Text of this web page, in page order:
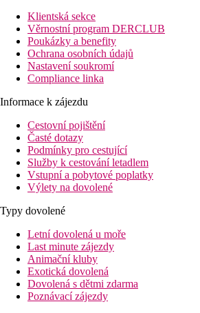
Klientská sekce
Věrnostní program DERCLUB
Poukázky a benefity
Ochrana osobních údajů
Nastavení soukromí
Compliance linka
Informace k zájezdu
Cestovní pojištění
Časté dotazy
Podmínky pro cestující
Služby k cestování letadlem
Vstupní a pobytové poplatky
Výlety na dovolené
Typy dovolené
Letní dovolená u moře
Last minute zájezdy
Animační kluby
Exotická dovolená
Dovolená s dětmi zdarma
Poznávací zájezdy